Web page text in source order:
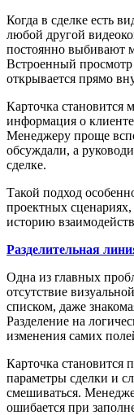
Когда в сделке есть
любой другой
постоянно выбивают
Встроенный
открывается прямо
Карточка становится
информация о
Менеджеру проще
обсуждали, а
сделке.
Такой подход
проектных
историю
Разделительная
Одна из главных
отсутствие
списком, даже
Разделение на
изменения самих
Карточка становится
параметры сделки и
смешиваться.
ошибается при